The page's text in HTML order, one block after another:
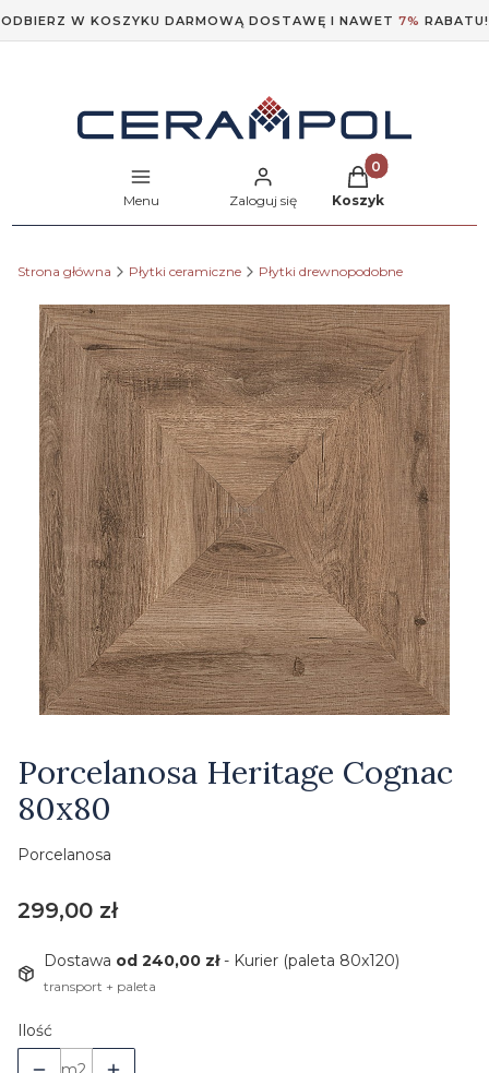
ODBIERZ W KOSZYKU DARMOWĄ DOSTAWĘ I NAWET 7% RABATU!
Menu Zaloguj się
Produkty w
Koszyk
Strona główna Płytki ceramiczne Płytki drewnopodobne
Porcelanosa Heritage Cognac
80x80
Porcelanosa
Cena
299,00 zł
Dostawa od 240,00 zł- Kurier (paleta 80x120)
transport + paleta
Ilość